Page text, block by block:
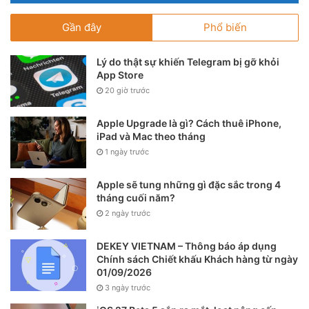
đổi về mặt vật lý trong năm nay, nhưng Apple Watch sẽ làm
được điều đó.
Các tin đồn cho thấy, Apple Watch 7 sẽ có kích thước 41mm
và 45mm, lớn hơn một chút so với tùy chọn 40mm và
44mm hiện tại. Điều này sẽ tạo ra một thiết kế mới, cạnh
phẳng, đánh dấu sự thay đổi đáng kể so với các cạnh cong
mà Apple đã sử dụng kể từ khi thiết bị ra mắt năm 2015.
Các báo cáo từ Bloomberg và các nguồn tin cho thấy, viền
màn hình của đồng hồ cũng có thể thu nhỏ lại, cho phép
trải nghiệm xem dễ hơn.
Gần đây Phổ biến
Lý do thật sự khiến Telegram bị gỡ khỏi
App Store
20 giờ trước
Apple Upgrade là gì? Cách thuê iPhone,
iPad và Mac theo tháng
1 ngày trước
Apple sẽ tung những gì đặc sắc trong 4
tháng cuối năm?
2 ngày trước
DEKEY VIETNAM – Thông báo áp dụng
Chính sách Chiết khấu Khách hàng từ ngày
01/09/2026
3 ngày trước